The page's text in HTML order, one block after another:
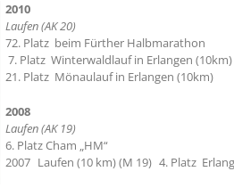
2010
Laufen (AK 20)
72. Platz beim Fürther Halbmarathon
7. Platz Winterwaldlauf in Erlangen (10km)
21. Platz Mönaulauf in Erlangen (10km)
2008
Laufen (AK 19)
6. Platz Cham „HM“
2007 Laufen (10 km) (M 19) 4. Platz